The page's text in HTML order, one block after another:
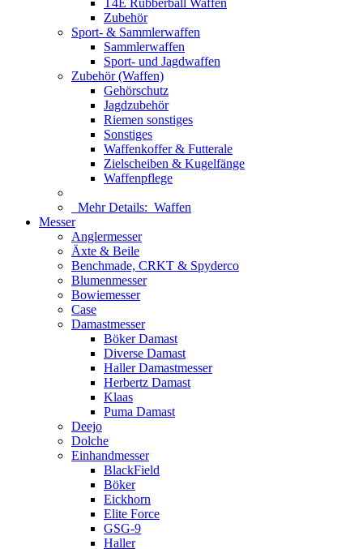
T4E Rubberball Waffen
Zubehör
Sport- & Sammlerwaffen
Sammlerwaffen
Sport- und Jagdwaffen
Zubehör (Waffen)
Gehörschutz
Jagdzubehör
Riemen sonstiges
Sonstiges
Waffenkoffer & Futterale
Zielscheiben & Kugelfänge
Waffenpflege
Mehr Details: Waffen
Messer
Anglermesser
Äxte & Beile
Benchmade, CRKT & Spyderco
Blumenmesser
Bowiemesser
Case
Damastmesser
Böker Damast
Diverse Damast
Haller Damastmesser
Herbertz Damast
Klaas
Puma Damast
Deejo
Dolche
Einhandmesser
BlackField
Böker
Eickhorn
Elite Force
GSG-9
Haller